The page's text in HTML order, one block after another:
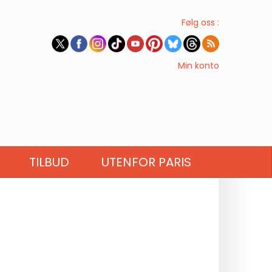
Følg oss :
Min konto
TILBUD UTENFOR PARIS